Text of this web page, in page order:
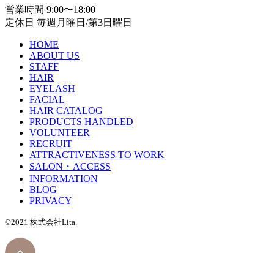
営業時間 9:00〜18:00
定休日 毎週月曜日/第3日曜日
HOME
ABOUT US
STAFF
HAIR
EYELASH
FACIAL
HAIR CATALOG
PRODUCTS HANDLED
VOLUNTEER
RECRUIT
ATTRACTIVENESS TO WORK
SALON・ACCESS
INFORMATION
BLOG
PRIVACY
©2021 株式会社Lita.